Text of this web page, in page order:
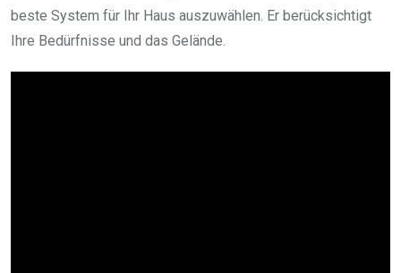
beste System für Ihr Haus auszuwählen. Er berücksichtigt
Ihre Bedürfnisse und das Gelände.